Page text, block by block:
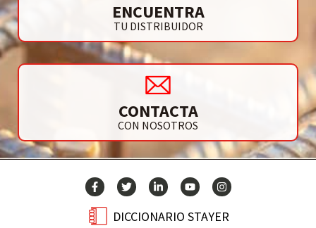
ENCUENTRA
TU DISTRIBUIDOR
CONTACTA
CON NOSOTROS
DICCIONARIO STAYER